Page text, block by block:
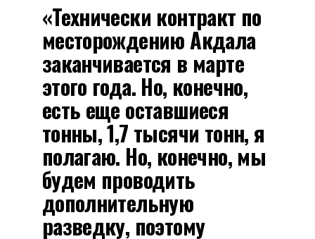
«Технически контракт по
месторождению Акдала
заканчивается в марте
этого года. Но, конечно,
есть еще оставшиеся
тонны, 1,7 тысячи тонн, я
полагаю. Но, конечно, мы
будем проводить
дополнительную
разведку, поэтому